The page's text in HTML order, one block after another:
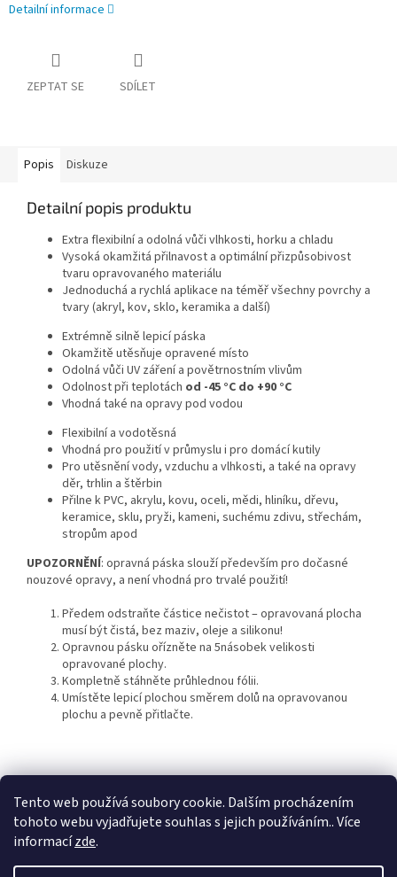
Tento web používá soubory cookie. Dalším procházením
tohoto webu vyjadřujete souhlas s jejich používáním.. Více
informacízde.
Detailní informace
ZEPTAT SE SDÍLET
Popis Diskuze
Detailní popis produktu
Extra flexibilní a odolná vůči vlhkosti, horku a chladu
Vysoká okamžitá přilnavost a optimální přizpůsobivost
tvaru opravovaného materiálu
Jednoduchá a rychlá aplikace na téměř všechny povrchy a
tvary (akryl, kov, sklo, keramika a další)
Extrémně silně lepicí páska
Okamžitě utěsňuje opravené místo
Odolná vůči UV záření a povětrnostním vlivům
Odolnost při teplotách od -45 °C do +90 °C
Vhodná také na opravy pod vodou
Flexibilní a vodotěsná
Vhodná pro použití v průmyslu i pro domácí kutily
Pro utěsnění vody, vzduchu a vlhkosti, a také na opravy
děr, trhlin a štěrbin
Přilne k PVC, akrylu, kovu, oceli, mědi, hliníku, dřevu,
keramice, sklu, pryži, kameni, suchému zdivu, střechám,
stropům apod
UPOZORNĚNÍ: opravná páska slouží především pro dočasné
nouzové opravy, a není vhodná pro trvalé použití!
Předem odstraňte částice nečistot – opravovaná plocha
musí být čistá, bez maziv, oleje a silikonu!
Opravnou pásku ořízněte na 5násobek velikosti
opravované plochy.
Kompletně stáhněte průhlednou fólii.
Umístěte lepicí plochou směrem dolů na opravovanou
plochu a pevně přitlačte.
Z
KTL Statek ostružno Nejčastěji kladené dotazy